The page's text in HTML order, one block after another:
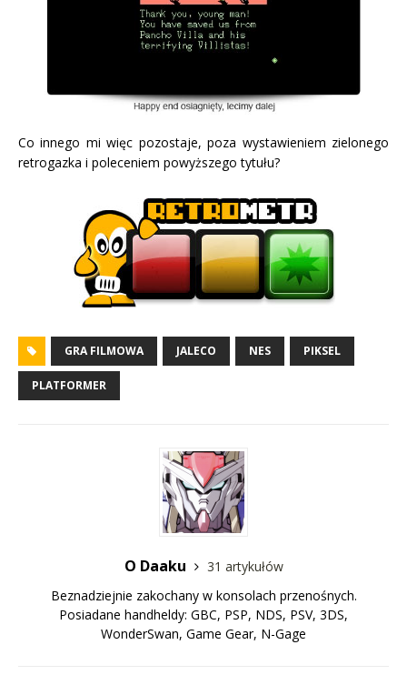
Co innego mi więc pozostaje, poza wystawieniem zielonego
retrogazka i poleceniem powyższego tytułu?
GRA FILMOWA JALECO NES PIKSEL
PLATFORMER
O Daaku
31 artykułów
Beznadziejnie zakochany w konsolach przenośnych.
Posiadane handheldy: GBC, PSP, NDS, PSV, 3DS,
WonderSwan, Game Gear, N-Gage